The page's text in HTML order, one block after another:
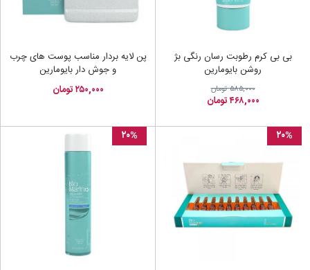
بی بی کرم رطوبت رسان رنگی بژ
روشن بایومارین
۵۸۵,۰۰۰ تومان
۴۶۸,۰۰۰ تومان
پن لایه بردار مناسب پوست های چرب
و جوش دار بایومارین
۲۵۰,۰۰۰ تومان
۲۰% ۲۰%